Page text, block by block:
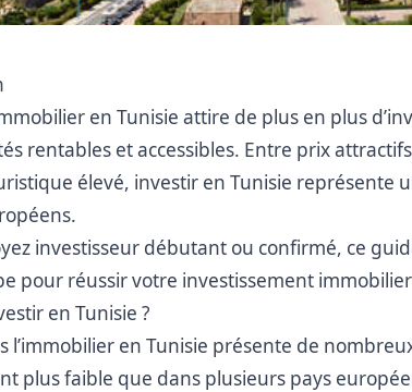
en Tunisie attire de plus en plus
rentables et accessibles. Entre prix
élevé, investir en Tunisie représente
investisseur débutant ou confirmé, ce
pour réussir votre investissement
en Tunisie ?
l’immobilier en Tunisie présente de
plus faible que dans plusieurs pays